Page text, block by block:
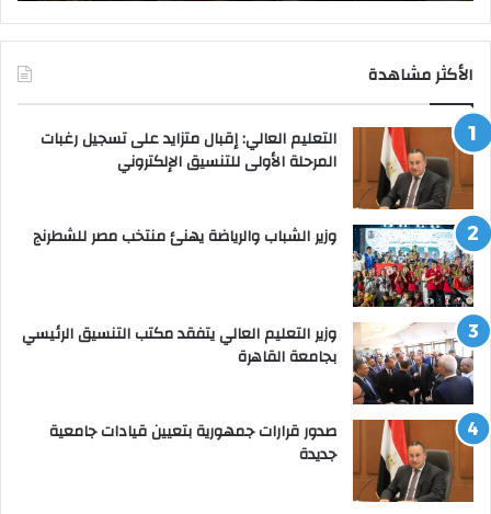
الأكثر مشاهدة
التعليم العالي: إقبال متزايد على تسجيل رغبات
المرحلة الأولى للتنسيق الإلكتروني
وزير الشباب والرياضة يهنئ منتخب مصر للشطرنج
وزير التعليم العالي يتفقد مكتب التنسيق الرئيسي
بجامعة القاهرة
صدور قرارات جمهورية بتعيين قيادات جامعية
جديدة